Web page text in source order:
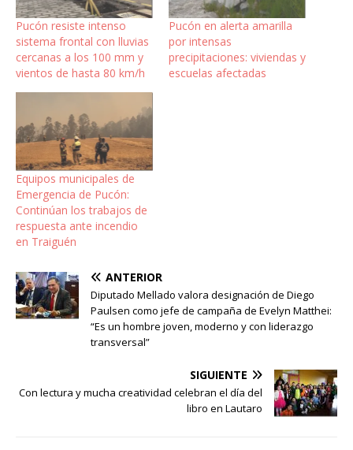
Pucón resiste intenso
sistema frontal con lluvias
cercanas a los 100 mm y
vientos de hasta 80 km/h
Pucón en alerta amarilla
por intensas
precipitaciones: viviendas y
escuelas afectadas
Equipos municipales de
Emergencia de Pucón:
Continúan los trabajos de
respuesta ante incendio
en Traiguén
ANTERIOR
Diputado Mellado valora designación de Diego
Paulsen como jefe de campaña de Evelyn Matthei:
“Es un hombre joven, moderno y con liderazgo
transversal”
SIGUIENTE
Con lectura y mucha creatividad celebran el día del
libro en Lautaro